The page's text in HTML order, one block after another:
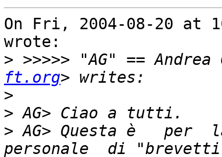
On Fri, 2004-08-20 at
wrote:
> >>>>> "AG" ==
ft.org
>
>
> AG> Questa è   per